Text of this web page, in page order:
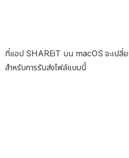
ที่แอป SHAREiT บน macOS จะเปลี่
สำหรับการรับส่งไฟล์แบบนี้